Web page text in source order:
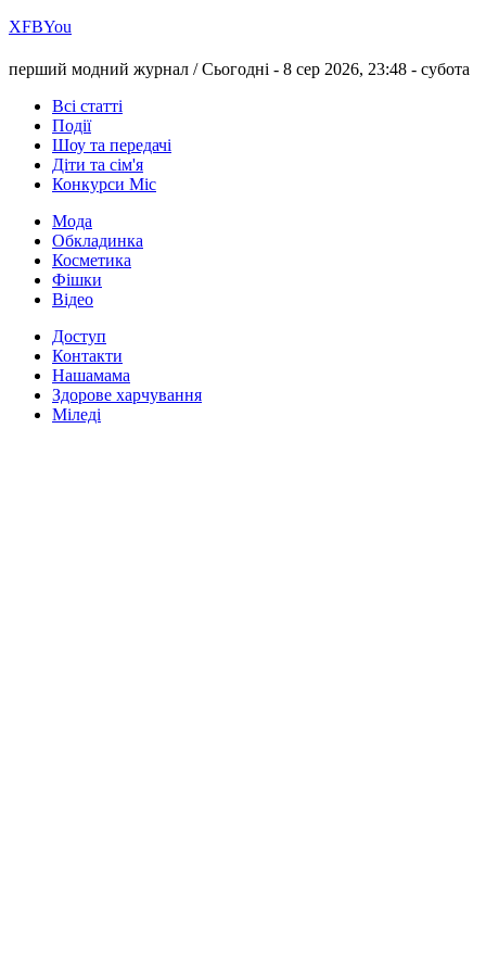
ХFBYou
перший модний журнал /Сьогодні - 8 сер 2026, 23:48 - субота
Всі статті
Події
Шоу та передачі
Діти та сім'я
Конкурси Міс
Мода
Обкладинка
Косметика
Фішки
Відео
Доступ
Контакти
Нашамама
Здорове харчування
Міледі